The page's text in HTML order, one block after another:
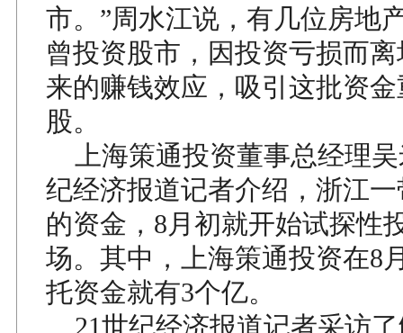
市。”周水江说，有几位房地
曾投资股市，因投资亏损而
来的赚钱效应，吸引这批资
股。
上海策通投资董事总经理吴
纪经济报道记者介绍，浙江
的资金，8月初就开始试探性
场。其中，上海策通投资在8
托资金就有3个亿。
21世纪经济报道记者采访